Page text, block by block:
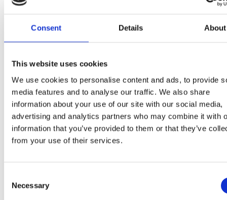
Consent Details About
This website uses cookies
We use cookies to personalise content and ads, to provide
media features and to analyse our traffic. We also share
information about your use of our site with our social media,
advertising and analytics partners who may combine it with
information that you’ve provided to them or that they’ve
from your use of their services.
Selection
Necessary
entier en poudre, beurre de cacao, pâte
émulsifiant ( lécithine deSOJA
,
pâte de cacao,AMANDES
1.5%,LACTOSE (LAIT)
diglycérides d’acides gras, lécithines deSOJA,
polyricinoléate de polyglycérol), stabilisants (farine
graines de caroube, gomme guar), blanc d’ŒUFde
arômes.
Peut contenir